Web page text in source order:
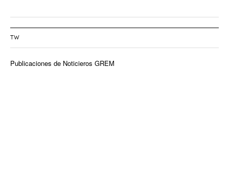
TW
Publicaciones de Noticieros GREM